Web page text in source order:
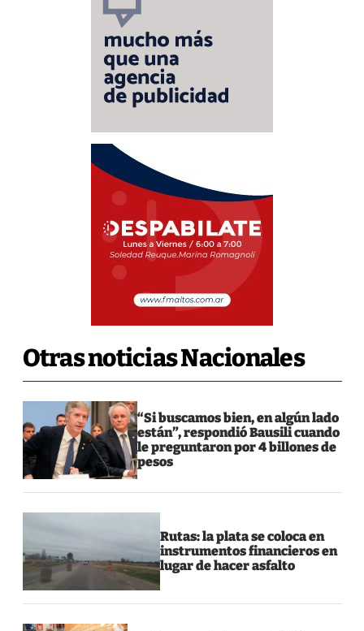
Otras noticias Nacionales
“Si buscamos bien, en algún lado
están”, respondió Bausili cuando
le preguntaron por 4 billones de
pesos
Rutas: la plata se coloca en
instrumentos financieros en
lugar de hacer asfalto